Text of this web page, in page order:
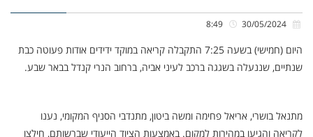
היום (חמישי) בשעה 7:25 התקבלה קריאה במוקד ידידים אודות פעוטה כבת
שנתיים, שננעלה בשגגה ברכב לעיני אביה, ברחוב הנרי קנדל בבאר שבע.
מתנאל בושרי, אריאל פחימה ומשה ביטון, מתנדבי הסניף המקומי, נענו
לקריאה והגיעו במהירות למקום. באמצעות הציוד הייעודי שברשותם, חילצו